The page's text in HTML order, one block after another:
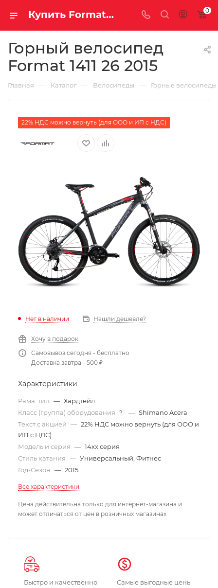
Купить Format 1411 26 2015 за рублей, а со скидкой 0
Горный велосипед
Format 1411 26 2015
Главная — Каталог — Велосипеды — Горные велосипеды
22% НДС можно вернуть (для ООО и ИП с НДС)
Нет в наличии Нашли дешевле?
Хочу в подарок
Самовывоз сегодня - бесплатно
Доставка завтра - 500 ₽
Характеристики
Рама: тип — Хардтейл
Класс (группа) оборудования
? — Shimano Acera
Текст с акцией — 22% НДС можно вернуть (для ООО и
ИП с НДС)
Модель и серия — 14xx серия
Стиль катания — Универсальный, Фитнес
Год-Сезон — 2015
Все характеристики
Цена действительна только для интернет-магазина и
может отличаться от цен в розничных магазинах
Быстро и качественно
Самые выгодные цены